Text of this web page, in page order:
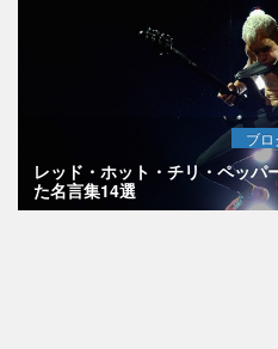
ブ
レッド・ホット・チリ・ペッパ
た名言集14選